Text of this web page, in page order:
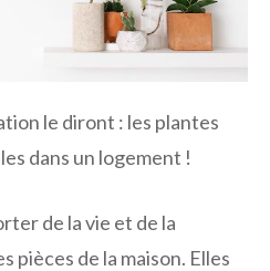
le diront : les plantes
dans un logement !
de la vie et de la
de la maison. Elles